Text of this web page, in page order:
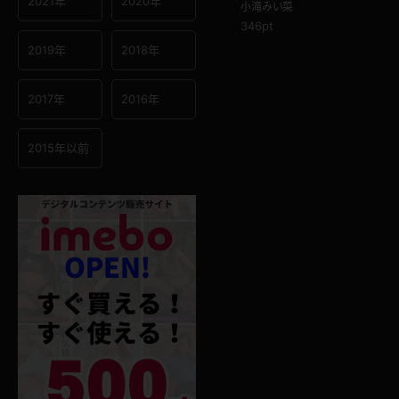
2019年 2018年
2017年 2016年
2015年以前
小滝みい菜
346pt